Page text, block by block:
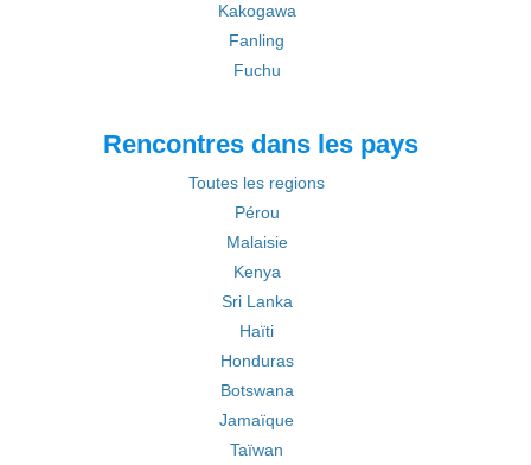
Kakogawa
Fanling
Fuchu
Rencontres dans les pays
Toutes les regions
Pérou
Malaisie
Kenya
Sri Lanka
Haïti
Honduras
Botswana
Jamaïque
Taïwan